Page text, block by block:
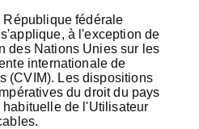
République fédérale
à l'exception de
des Nations Unies sur les
internationale de
(CVIM). Les dispositions
du droit du pays
habituelle de l'Utilisateur